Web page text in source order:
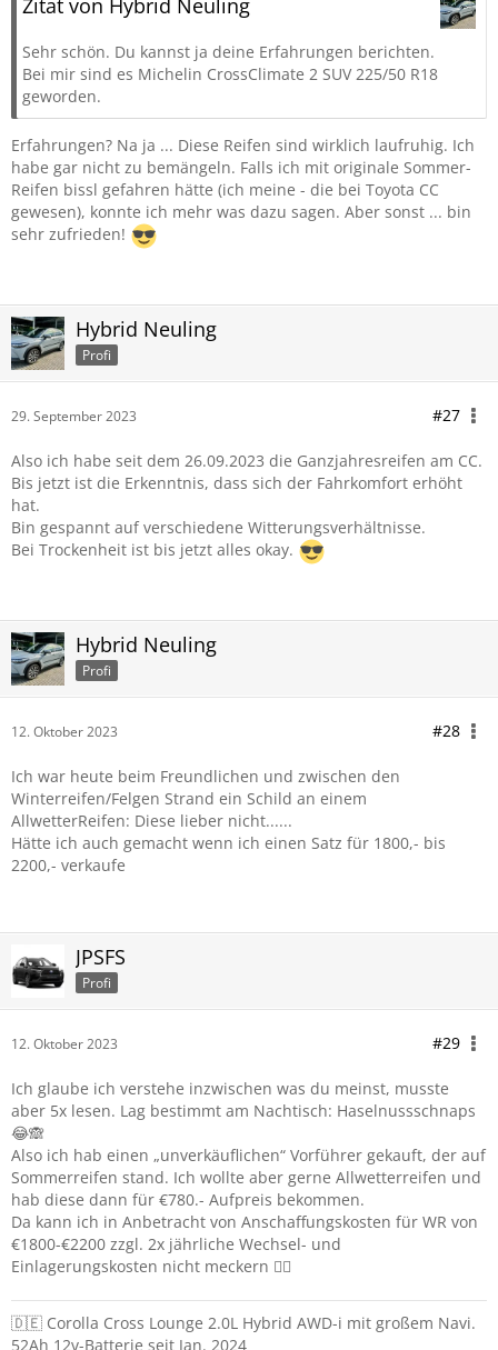
Zitat von Hybrid Neuling
Sehr schön. Du kannst ja deine Erfahrungen berichten.
Bei mir sind es Michelin CrossClimate 2 SUV 225/50 R18
geworden.
Erfahrungen? Na ja ... Diese Reifen sind wirklich laufruhig. Ich
habe gar nicht zu bemängeln. Falls ich mit originale Sommer-
Reifen bissl gefahren hätte (ich meine - die bei Toyota CC
gewesen), konnte ich mehr was dazu sagen. Aber sonst ... bin
sehr zufrieden!
Hybrid Neuling
Profi
29. September 2023 #27
Also ich habe seit dem 26.09.2023 die Ganzjahresreifen am CC.
Bis jetzt ist die Erkenntnis, dass sich der Fahrkomfort erhöht
hat.
Bin gespannt auf verschiedene Witterungsverhältnisse.
Bei Trockenheit ist bis jetzt alles okay.
Hybrid Neuling
Profi
12. Oktober 2023 #28
Ich war heute beim Freundlichen und zwischen den
Winterreifen/Felgen Strand ein Schild an einem
AllwetterReifen: Diese lieber nicht......
Hätte ich auch gemacht wenn ich einen Satz für 1800,- bis
2200,- verkaufe
JPSFS
Profi
12. Oktober 2023 #29
Ich glaube ich verstehe inzwischen was du meinst, musste
aber 5x lesen. Lag bestimmt am Nachtisch: Haselnussschnaps
😂🙈
Also ich hab einen „unverkäuflichen“ Vorführer gekauft, der auf
Sommerreifen stand. Ich wollte aber gerne Allwetterreifen und
hab diese dann für €780.- Aufpreis bekommen.
Da kann ich in Anbetracht von Anschaffungskosten für WR von
€1800-€2200 zzgl. 2x jährliche Wechsel- und
Einlagerungskosten nicht meckern 🤷‍♂️
🇩🇪 Corolla Cross Lounge 2.0L Hybrid AWD-i mit großem Navi.
52Ah 12v-Batterie seit Jan. 2024